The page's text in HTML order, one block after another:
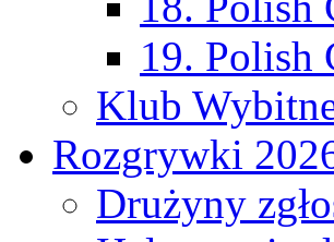
19. Polish
Klub
Rozgrywki
Drużyny